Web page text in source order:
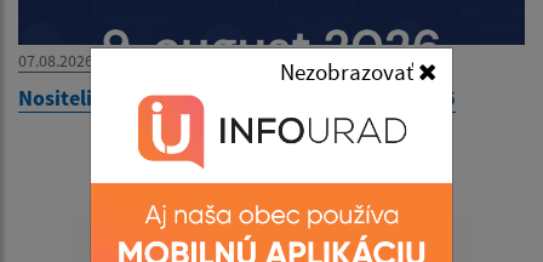
Nezobrazovať
07.08.2026
Nositelia tradícií v obci Kolačkov - 09.08.2026